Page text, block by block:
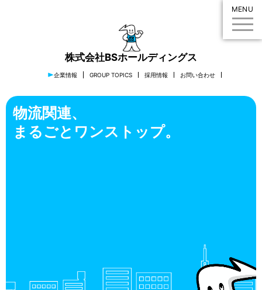
株式会社BSホールディングス
企業情報 GROUP TOPICS 採用情報 お問い合わせ
MENU
物流関連、
まるごとワンストップ。